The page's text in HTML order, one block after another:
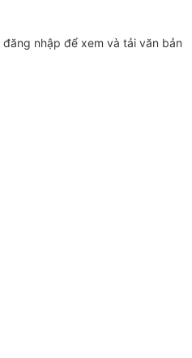
đăng nhập để xem và tải văn bản